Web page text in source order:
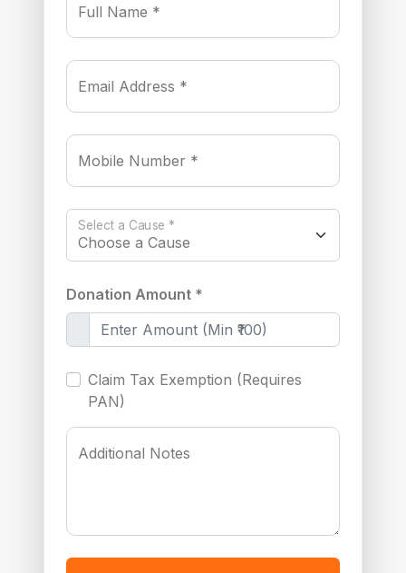
Full Name *
Email Address *
Mobile Number *
Select a Cause *
Donation Amount *
Claim Tax Exemption (Requires
PAN)
Additional Notes